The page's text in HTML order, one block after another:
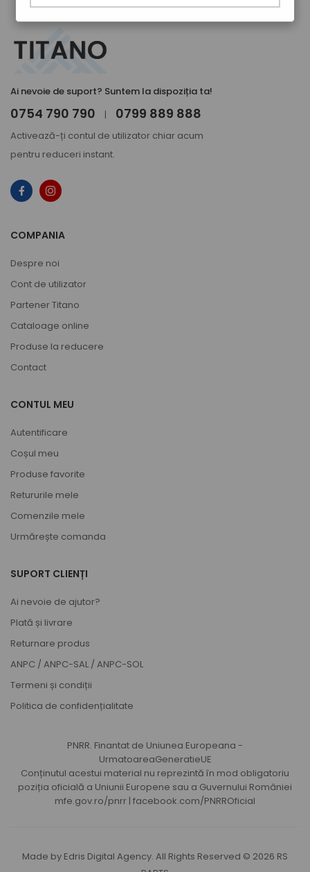
Ai nevoie de suport? Suntem la dispoziția ta!
0754 790 790 | 0799 889 888
Activează-ți contul de utilizator chiar acum
pentru reduceri instant.
COMPANIA
Despre noi
Cont de utilizator
Partener Titano
Cataloage online
Produse la reducere
Contact
CONTUL MEU
Autentificare
Coșul meu
Produse favorite
Retururile mele
Comenzile mele
Urmărește comanda
SUPORT CLIENȚI
Ai nevoie de ajutor?
Plată și livrare
Returnare produs
ANPC / ANPC-SAL / ANPC-SOL
Termeni și condiții
Politica de confidențialitate
PNRR. Finantat de Uniunea Europeana -
UrmatoareaGeneratieUE
Conținutul acestui material nu reprezintă în mod obligatoriu
poziția oficială a Uniunii Europene sau a Guvernului României
mfe.gov.ro/pnrr | facebook.com/PNRROficial
Made by Edris Digital Agency. All Rights Reserved © 2026 RS